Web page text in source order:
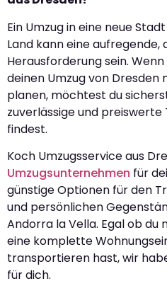
Ein Umzug in eine neue
Land kann eine
Herausforderung sein.
deinen Umzug von Dresden
planen, möchtest du
zuverlässige und
findest.
Koch Umzugsservice aus
Umzugsunternehmen für
günstige Optionen für den
und persönlichen
Andorra la Vella. Egal ob du
eine komplette
transportieren hast, wir
für dich.